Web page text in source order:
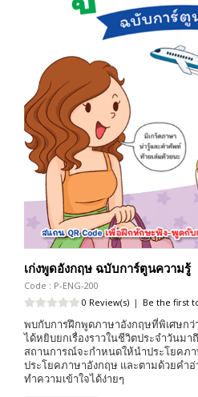
เก่งพูดอังกฤษ ฉบับการ์ตูนความรู้
Code : P-ENG-200
0 Review(s) | Be the first
พบกับการฝึกพูดภาษาอังกฤษที่พิเศษกว่
ได้หยิบยกเรื่องราวในชีวิตประจำวันมา
สถานการณ์จะกำหนดให้นำประโยคภ
ประโยคภาษาอังกฤษ และตามด้วยคำ
ทำความเข้าใจได้ง่ายๆ